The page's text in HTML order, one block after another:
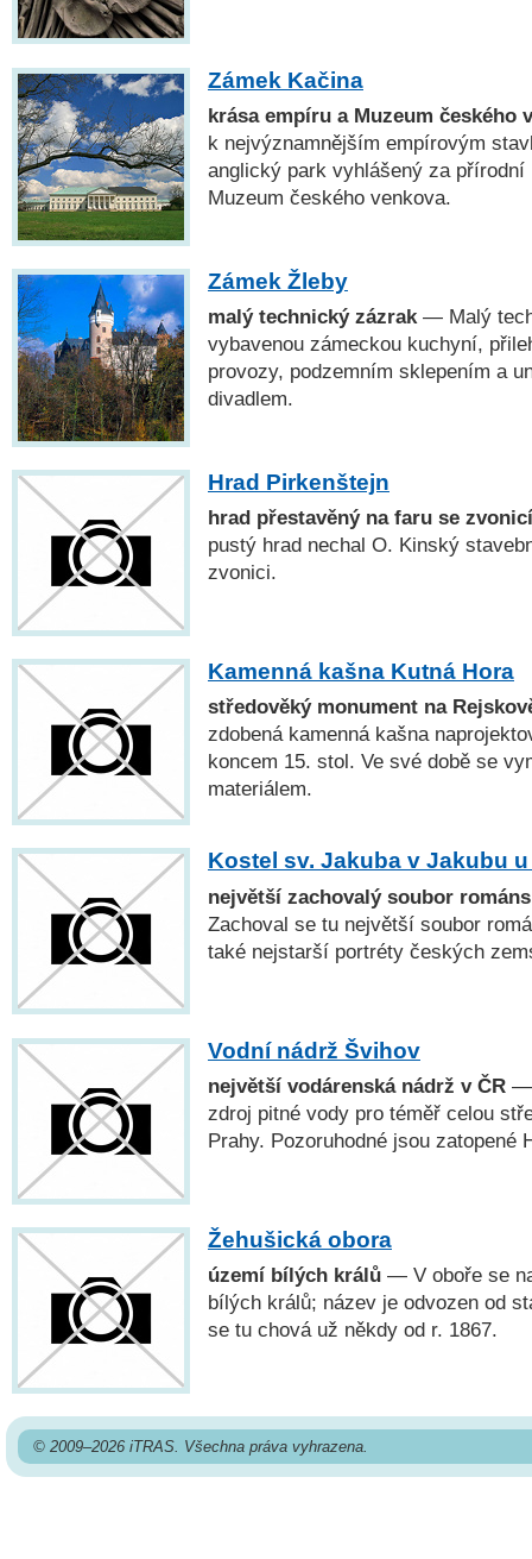
Zámek Kačina
krása empíru a Muzeum českého
k nejvýznamnějším empírovým
anglický park vyhlášený za
Muzeum českého venkova.
Zámek Žleby
malý technický zázrak — Malý
vybavenou zámeckou kuchyní,
provozy, podzemním sklepením a
divadlem.
Hrad Pirkenštejn
hrad přestavěný na faru se zvonicí
pustý hrad nechal O. Kinský
zvonici.
Kamenná kašna Kutná Hora
středověký monument na
zdobená kamenná kašna
koncem 15. stol. Ve své době se
materiálem.
Kostel sv. Jakuba v Jakubu
největší zachovalý soubor
Zachoval se tu největší soubor
také nejstarší portréty českých
Vodní nádrž Švihov
největší vodárenská nádrž v ČR —
zdroj pitné vody pro téměř celou
Prahy. Pozoruhodné jsou zatopené
Žehušická obora
území bílých králů — V oboře se
bílých králů; název je odvozen od
se tu chová už někdy od r. 1867.
© 2009–2026 iTRAS. Všechna práva vyhrazena.